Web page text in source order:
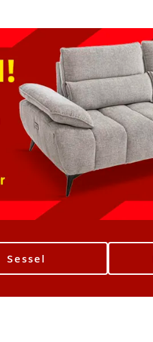
Sessel